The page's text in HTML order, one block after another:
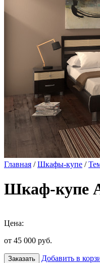
Главная /Шкафы-купе /
Шкаф-купе
Цена:
от 45 000 руб.
Заказать Добавить в